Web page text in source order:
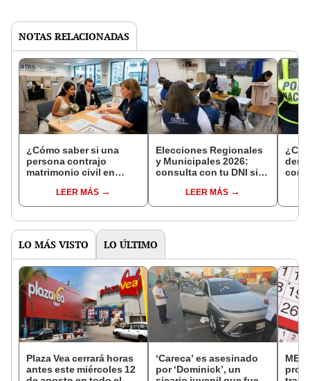
NOTAS RELACIONADAS
¿Cómo saber si una
persona contrajo
matrimonio civil en
LEER MÁS
Elecciones Regionales
y Municipales 2026:
consulta con tu DNI si
de mesa para este 4 de
octubre en el link oficial
LEER MÁS
con
LO MÁS VISTO LO ÚLTIMO
Plaza Vea cerrará horas
antes este miércoles 12
‘Careca’ es asesinado
por ‘Dominick’, un
MEF